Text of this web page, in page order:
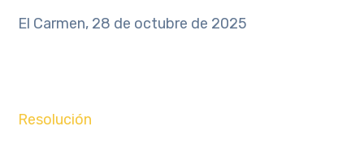
El Carmen, 28 de octubre de 2025
Resolución